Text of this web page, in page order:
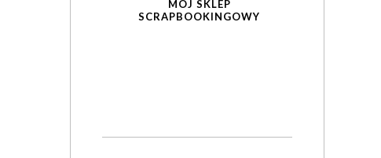
MÓJ SKLEP
SCRAPBOOKINGOWY